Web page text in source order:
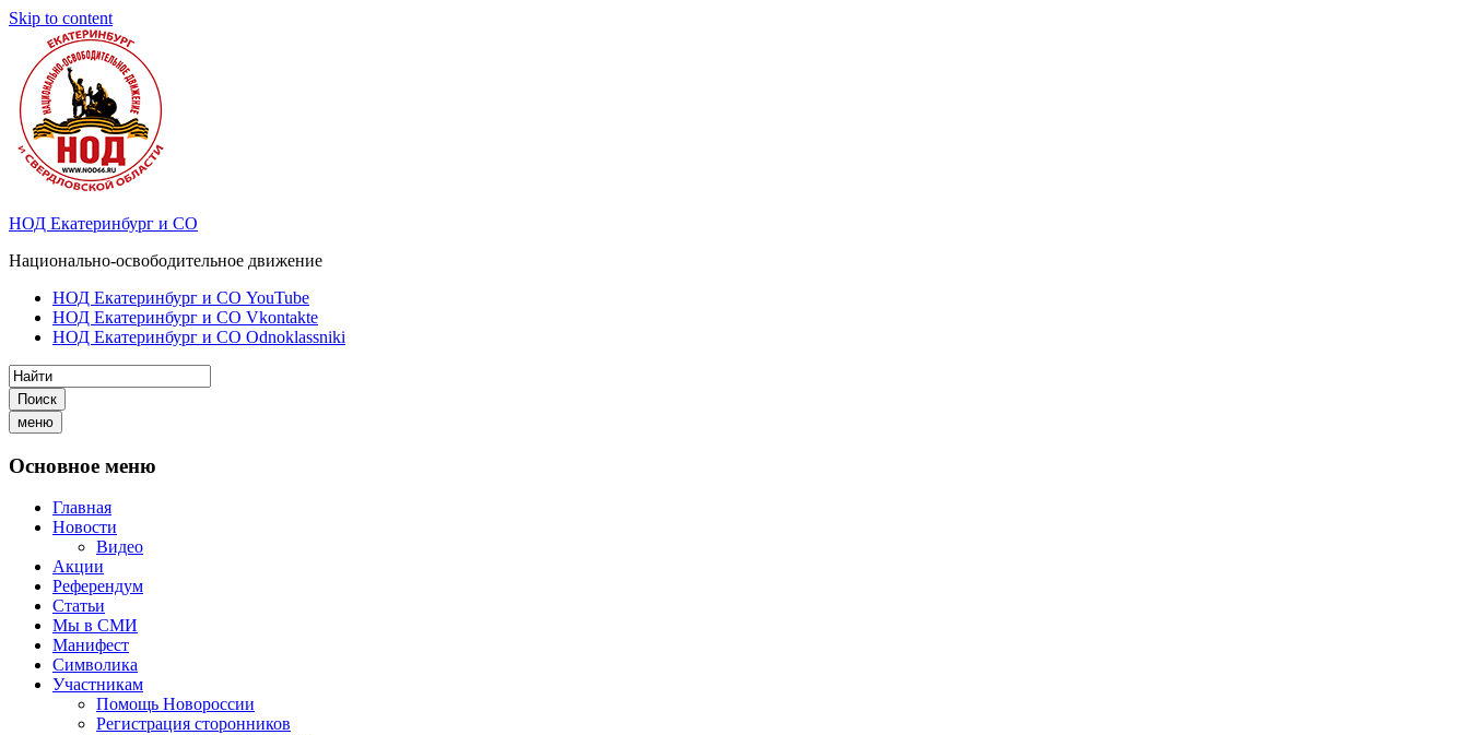
Skip to content
НОД Екатеринбург и СО
Национально-освободительное движение
НОД Екатеринбург и СО YouTube
НОД Екатеринбург и СО Vkontakte
НОД Екатеринбург и СО Odnoklassniki
Поиск
меню
Основное меню
Главная
Новости
Видео
Акции
Референдум
Статьи
Мы в СМИ
Манифест
Символика
Участникам
Помощь Новороссии
Регистрация сторонников